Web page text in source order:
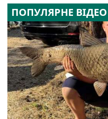
ПОПУЛЯРНЕ ВІДЕО